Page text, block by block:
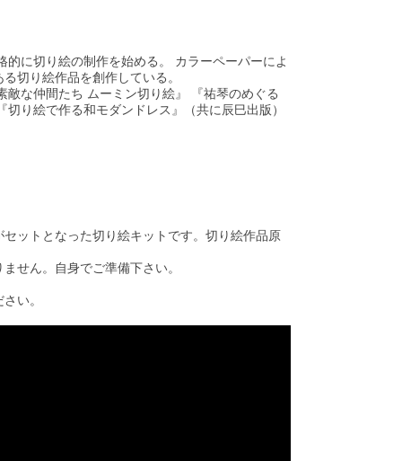
に切り絵の制作を始める。 カラーペーパーによ
切り絵作品を創作している。
な仲間たち ムーミン切り絵』 『祐琴のめぐる
り絵で作る和モダンドレス』（共に辰巳出版）
ットとなった切り絵キットです。切り絵作品原
せん。自身でご準備下さい。
い。